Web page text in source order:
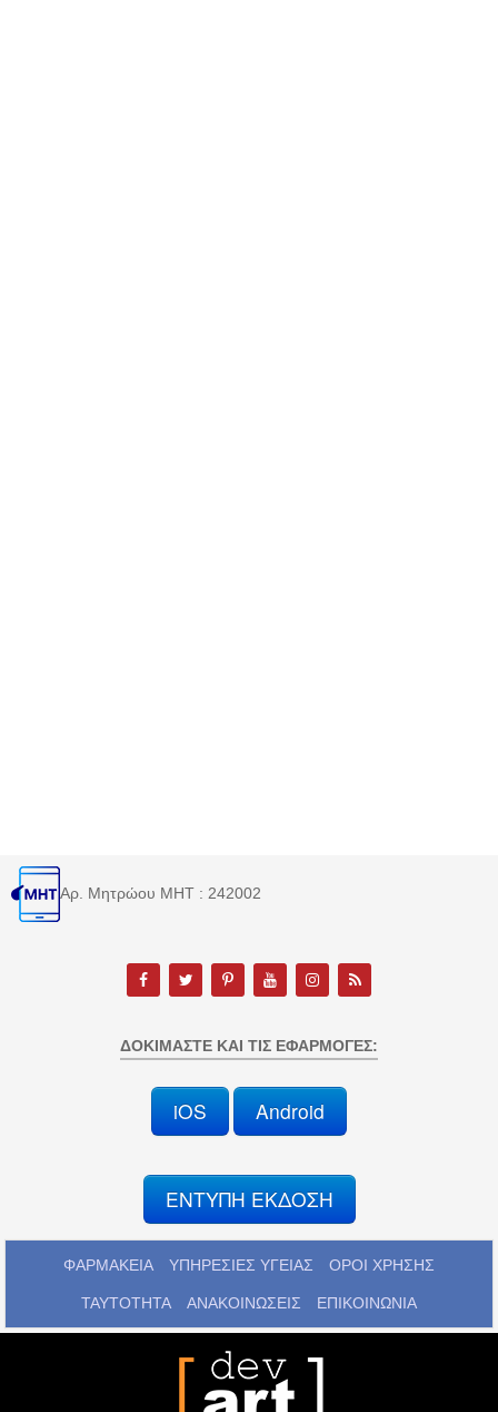
Αρ. Μητρώου MHT : 242002
ΔΟΚΙΜΆΣΤΕ ΚΑΙ ΤΙΣ ΕΦΑΡΜΟΓΈΣ:
iOS Android
ΕΝΤΥΠΗ ΕΚΔΟΣΗ
ΦΑΡΜΑΚΕΙΑ ΥΠΗΡΕΣΙΕΣ ΥΓΕΙΑΣ ΟΡΟΙ ΧΡΗΣΗΣ
ΤΑΥΤΟΤΗΤΑ ΑΝΑΚΟΙΝΩΣΕΙΣ ΕΠΙΚΟΙΝΩΝΙΑ